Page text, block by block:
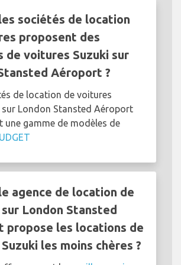
sociétés de location
proposent des
de voitures Suzuki sur
Aéroport ?
de location de voitures
sur London Stansted Aéroport
une gamme de modèles de
agence de location de
London Stansted
propose les locations de
les moins chères ?